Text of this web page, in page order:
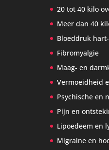
20 tot 40 kilo
Meer dan 40
Bloeddruk
Fibromyalgie
Maag- en
Vermoeidheid
Psychische en
Pijn en
Lipoedeem en
Migraine en